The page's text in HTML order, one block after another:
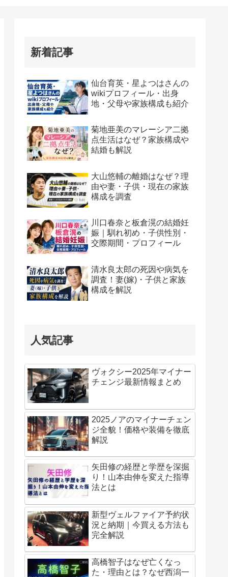
新着記事
仙台育英・星よつはさんの
wikiプロフィール・出身
地・父母や家族構成も紹介
菊地亜美のマレーシア二拠
点生活はなぜ？家族構成や
結婚も解説
大山悠輔の離婚はなぜ？理
由や妻・子供・現在の家族
構成を調査
川口春奈と板倉滉の結婚妊
娠｜馴れ初め・子供性別・
交際期間・プロフィール
清水良太郎の死因や病気を
調査！妻(嫁)・子供と家族
構成を解説
人気記事
ヴォクシー2025年マイナー
チェンジ最新情報まとめ
2025ノアのマイナーチェン
ジ全貌！価格や装備を徹底
解説
矢田修の経歴と学歴を深掘
り！山本由伸を変えた指導
法とは
新型ヴェルファイア予約状
況と納期｜今買える方法も
完全解説
高橋智子はなぜ亡くなっ
た・理由とは？なぜ西潟一